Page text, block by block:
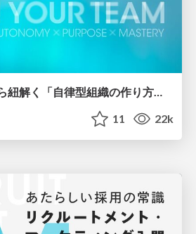
モチベーションから紐解く「自律型組織の作り方」/ Drive! Your Team
11 22k